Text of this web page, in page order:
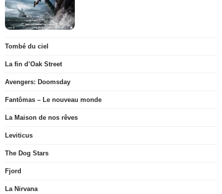
Tombé du ciel
La fin d’Oak Street
Avengers: Doomsday
Fantômas – Le nouveau monde
La Maison de nos rêves
Leviticus
The Dog Stars
Fjord
La Nirvana